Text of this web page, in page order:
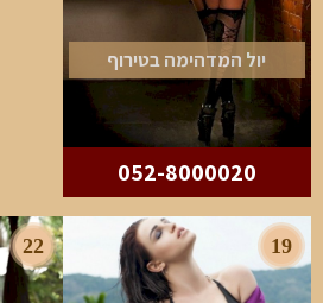
יול המדהימה בטירוף
052-8000020
19
22